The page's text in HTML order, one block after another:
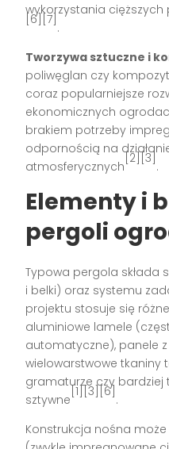
wykorzystania
[6][7]
.
Tworzywa sztuczne i
poliwęglan czy
coraz popularniejsze
ekonomicznych
brakiem potrzeby
odpornością na
atmosferycznych
[2][3]
.
Elementy i
pergoli
Typowa pergola składa
i belki) oraz systemu
projektu stosuje się
aluminiowe lamele
automatyczne), panele
wielowarstwowe tkaniny
gramaturze czy
sztywne
[1][3][6]
.
Konstrukcja nośna